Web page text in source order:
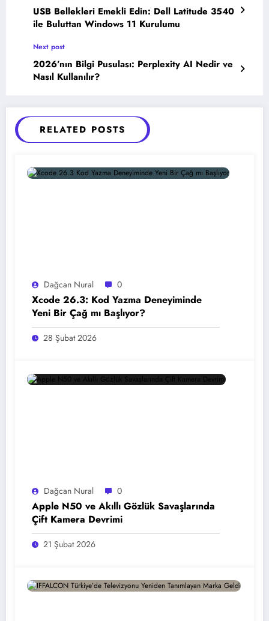
USB Bellekleri Emekli Edin: Dell Latitude 3540
ile Buluttan Windows 11 Kurulumu
Next post
2026’nın Bilgi Pusulası: Perplexity AI Nedir ve
Nasıl Kullanılır?
RELATED POSTS
Dağcan Nural 0
Xcode 26.3: Kod Yazma Deneyiminde
Yeni Bir Çağ mı Başlıyor?
28 Şubat 2026
Dağcan Nural 0
Apple N50 ve Akıllı Gözlük Savaşlarında
Çift Kamera Devrimi
21 Şubat 2026